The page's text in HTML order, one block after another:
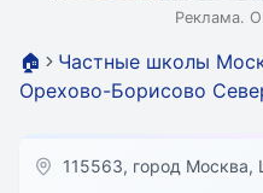
Реклама.
🏠 Частные школы
Орехово-Борисово
115563, город Москва,